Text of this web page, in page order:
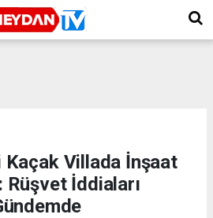
Kaçak Villada İnşaat
Rüşvet İddiaları